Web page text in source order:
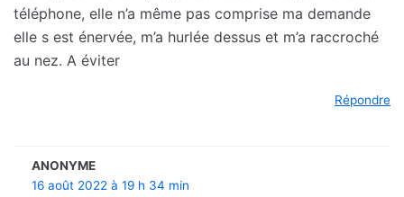
téléphone, elle n’a même pas comprise ma demande
elle s est énervée, m’a hurlée dessus et m’a raccroché
au nez. A éviter
Répondre
ANONYME
16 août 2022 à 19 h 34 min